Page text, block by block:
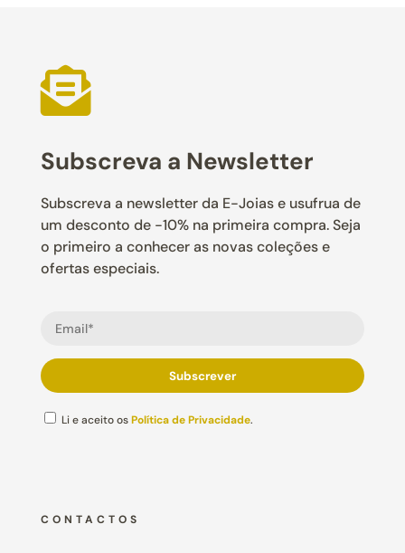

Subscreva a Newsletter
Subscreva a newsletter da E-Joias e usufrua de
um desconto de -10% na primeira compra. Seja
o primeiro a conhecer as novas coleções e
ofertas especiais.
Li e aceito osPolítica de Privacidade.
CONTACTOS